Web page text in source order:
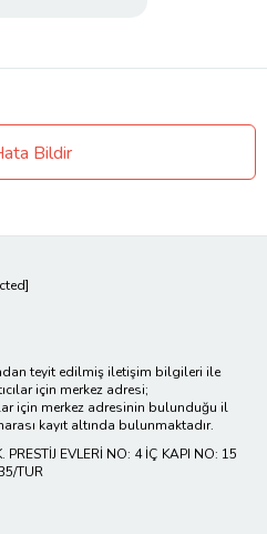
Bildir
teyit edilmiş iletişim bilgileri ile
için merkez adresi;
için merkez adresinin bulunduğu il
kayıt altında bulunmaktadır.
EVLERİ NO: 4 İÇ KAPI NO: 15
TUR